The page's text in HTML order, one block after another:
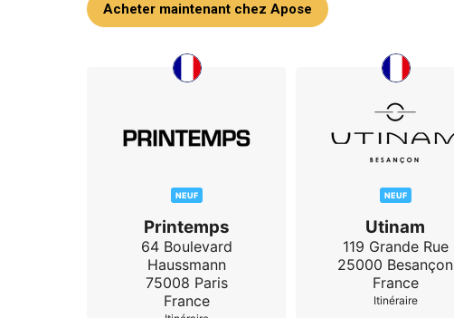
Acheter maintenant chez Apose
NEUF
Printemps
64 Boulevard
Haussmann
75008 Paris
France
NEUF
Utinam
119 Grande Rue
25000 Besançon
France
Itinéraire